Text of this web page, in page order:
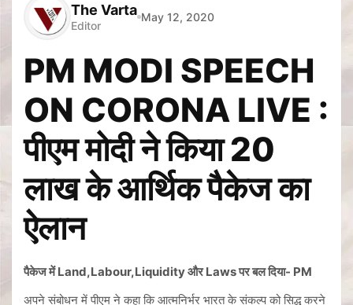
The Varta
Editor
May 12, 2020
PM MODI SPEECH
ON CORONA LIVE :
पीएम मोदी ने किया 20
लाख के आर्थिक पैकेज का
ऐलान
पैकेज में Land,Labour,Liquidity और Laws पर बल दिया- PM
अपने संबोधन में पीएम ने कहा कि आत्मनिर्भर भारत के संकल्प को सिद्ध करने